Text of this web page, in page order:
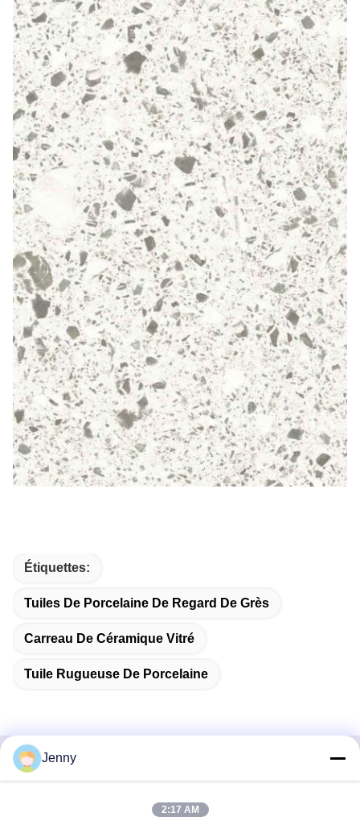
Étiquettes:
Tuiles De Porcelaine De Regard De Grès
Carreau De Céramique Vitré
Tuile Rugueuse De Porcelaine
Contactez rapidement
Jenny
2:17 AM